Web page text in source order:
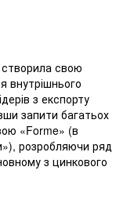
створила свою
внутрішнього
з експорту
запити багатьох
«Forme» (в
розробляючи ряд
з цинкового